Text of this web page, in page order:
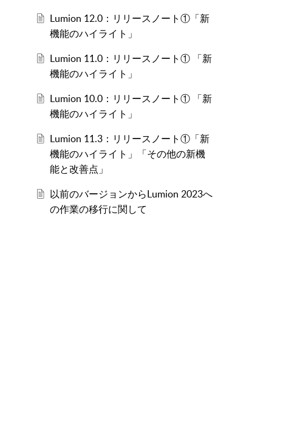
Lumion 12.0：リリースノート①「新
機能のハイライト」
Lumion 11.0：リリースノート① 「新
機能のハイライト」
Lumion 10.0：リリースノート① 「新
機能のハイライト」
Lumion 11.3：リリースノート①「新
機能のハイライト」「その他の新機
能と改善点」
以前のバージョンからLumion 2023へ
の作業の移行に関して